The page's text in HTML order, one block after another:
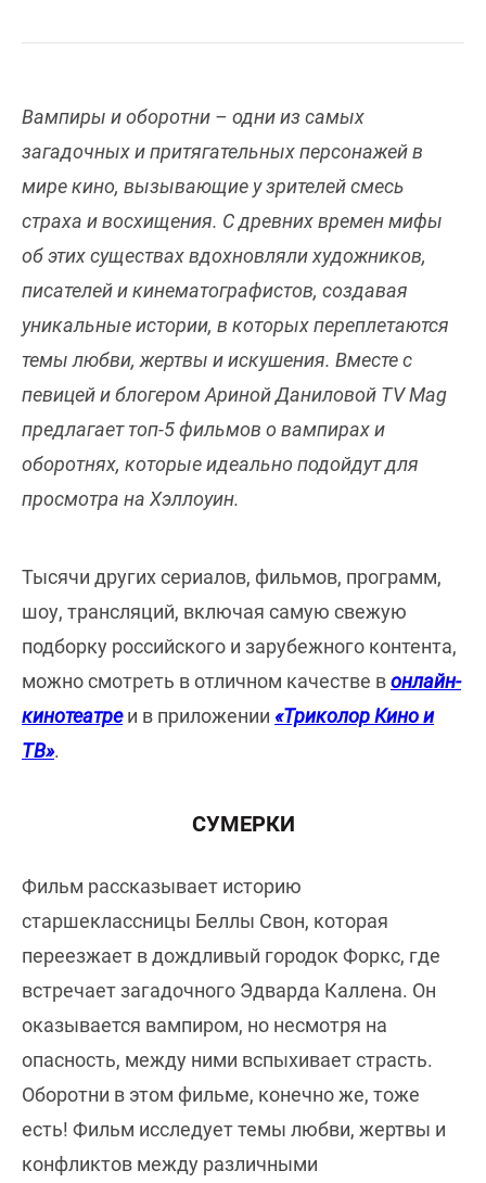
Вампиры и оборотни – одни из самых
загадочных и притягательных персонажей в
мире кино, вызывающие у зрителей смесь
страха и восхищения. С древних времен мифы
об этих существах вдохновляли художников,
писателей и кинематографистов, создавая
уникальные истории, в которых переплетаются
темы любви, жертвы и искушения. Вместе с
певицей и блогером Ариной Даниловой TV Mag
предлагает топ-5 фильмов о вампирах и
оборотнях, которые идеально подойдут для
просмотра на Хэллоуин.
Тысячи других сериалов, фильмов, программ,
шоу, трансляций, включая самую свежую
подборку российского и зарубежного контента,
можно смотреть в отличном качестве вонлайн-
кинотеатреи в приложении «Триколор Кино и
ТВ».
СУМЕРКИ
Фильм рассказывает историю
старшеклассницы Беллы Свон, которая
переезжает в дождливый городок Форкс, где
встречает загадочного Эдварда Каллена. Он
оказывается вампиром, но несмотря на
опасность, между ними вспыхивает страсть.
Оборотни в этом фильме, конечно же, тоже
есть! Фильм исследует темы любви, жертвы и
конфликтов между различными